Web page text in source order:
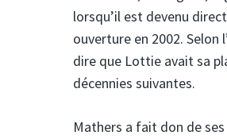
lorsqu’il est devenu
ouverture en 2002. Selon
dire que Lottie avait sa
décennies suivantes.
Mathers a fait don de